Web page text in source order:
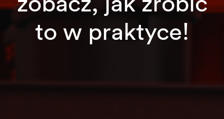
to w praktyce!